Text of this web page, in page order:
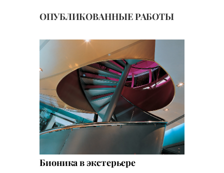
ОПУБЛИКОВАННЫЕ РАБОТЫ
Бионика в экстерьере